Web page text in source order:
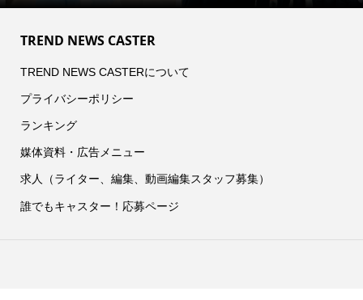
TREND NEWS CASTER
TREND NEWS CASTERについて
プライバシーポリシー
ランキング
媒体資料・広告メニュー
求人（ライター、編集、動画編集スタッフ募集）
誰でもキャスター！応募ページ